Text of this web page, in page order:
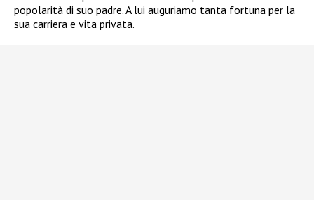
popolarità di suo padre. A lui auguriamo tanta fortuna per la
sua carriera e vita privata.